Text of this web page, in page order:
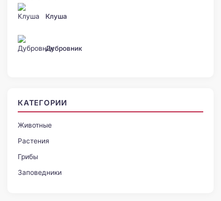
Клуша
Дубровник
КАТЕГОРИИ
Животные
Растения
Грибы
Заповедники